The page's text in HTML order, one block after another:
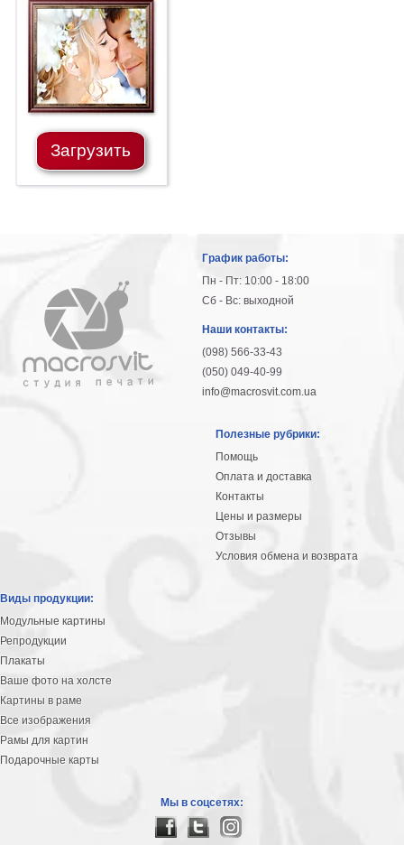
Загрузить
График работы:
Пн - Пт: 10:00 - 18:00
Сб - Вс: выходной
Наши контакты:
(098) 566-33-43
(050) 049-40-99
info@macrosvit.com.ua
Полезные рубрики:
Помощь
Оплата и доставка
Контакты
Цены и размеры
Отзывы
Условия обмена и возврата
Виды продукции:
Модульные картины
Репродукции
Плакаты
Ваше фото на холсте
Картины в раме
Все изображения
Рамы для картин
Подарочные карты
Мы в соцсетях: